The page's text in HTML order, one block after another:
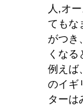
人,オ
てもな
がつき
くなる
例えば
のイギ
ターは